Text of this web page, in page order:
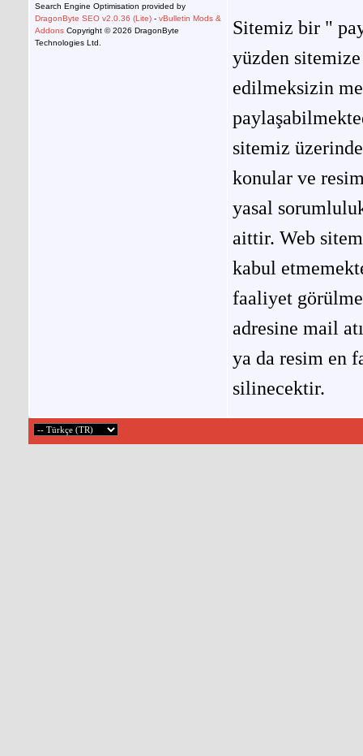
Search Engine Optimisation provided by
DragonByte SEO v2.0.36 (Lite) - vBulletin Mods &
Addons Copyright © 2026 DragonByte
Technologies Ltd.
Sitemiz bir "
yüzden
edilmeksizin
sitemiz
konular ve
yasal
aittir. Web
kabul
faaliyet
adresine mail
ya da resim en
silinecektir.